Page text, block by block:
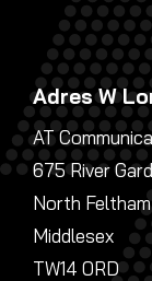
Adres W
AT
675 River
North
Middlesex
TW14 0RD